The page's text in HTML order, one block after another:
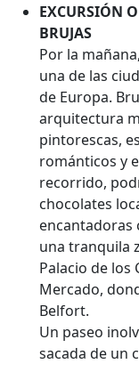
EXCURSIÓN
BRUJAS
Por la
una de las
de Europa.
arquitectura
pintorescas,
románticos y
recorrido,
chocolates
encantadoras
una tranquila
Palacio de los
Mercado,
Belfort.
Un paseo
sacada de un